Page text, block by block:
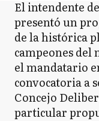
El intendente
presentó un
de la histórica
campeones del
el mandatario
convocatoria a
Concejo
particular